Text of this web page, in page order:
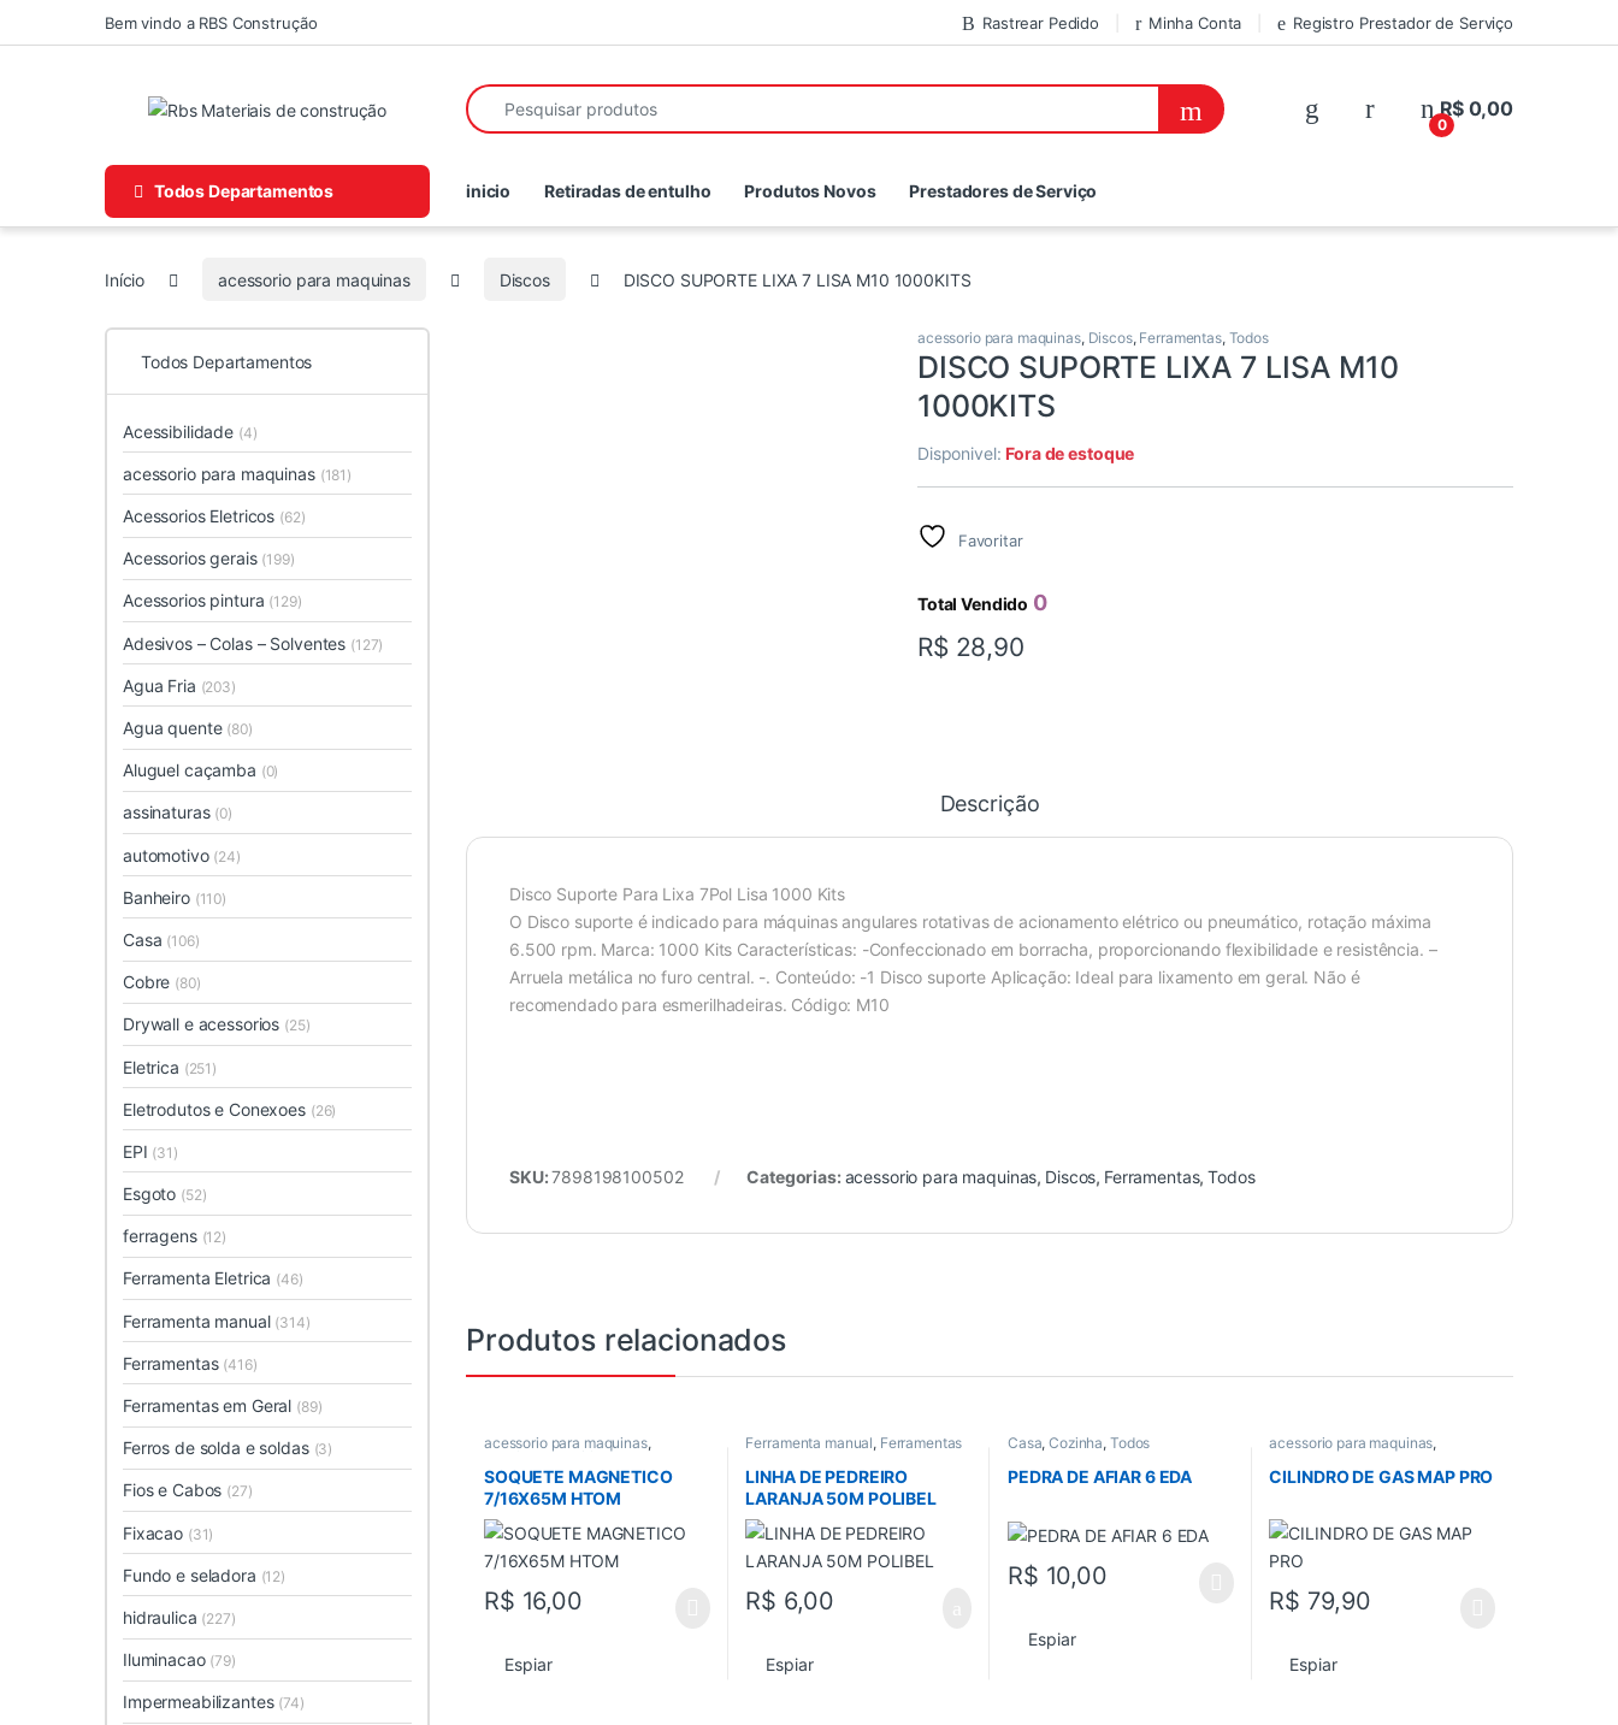
Skip to navigation
Skip to contentBem vindo a RBS Construção Rastrear Pedido Minha Conta Registro Prestador de Serviço
Search for:
0
R$0,00
Todos Departamentos inicio Retiradas de entulho Produtos Novos Prestadores de Serviço
Início acessorio para maquinas Discos DISCO SUPORTE LIXA 7 LISA M10 1000KITS
acessorio para maquinas, Discos, Ferramentas, Todos
DISCO SUPORTE LIXA 7 LISA M10
1000KITS
Disponivel:Fora de estoque
Favoritar
Total Vendido 0
R$ 28,90
Descrição
Disco Suporte Para Lixa 7Pol Lisa 1000 Kits
O Disco suporte é indicado para máquinas angulares rotativas de acionamento elétrico ou pneumático, rotação máxima
6.500 rpm. Marca: 1000 Kits Características: -Confeccionado em borracha, proporcionando flexibilidade e resistência. –
Arruela metálica no furo central. -. Conteúdo: -1 Disco suporte Aplicação: Ideal para lixamento em geral. Não é
recomendado para esmerilhadeiras. Código: M10
SKU:7898198100502 Categorias: acessorio para maquinas, Discos, Ferramentas,Todos
Produtos relacionados
acessorio para maquinas,
Parafusadeira / furadeira
SOQUETE MAGNETICO
7/16X65M HTOM
R$ 16,00
Espiar
Ferramenta manual, Ferramentas
LINHA DE PEDREIRO
LARANJA 50M POLIBEL
R$ 6,00
Espiar
Casa,Cozinha, Todos
PEDRA DE AFIAR 6 EDA
R$ 10,00
Espiar
acessorio para maquinas,
Acessorios gerais
Todos
CILINDRO DE GAS MAP PRO
R$ 79,90
Espiar
Todos Departamentos
Acessibilidade (4)
acessorio para maquinas (181)
Acessorios Eletricos (62)
Acessorios gerais (199)
Acessorios pintura (129)
Adesivos – Colas – Solventes (127)
Agua Fria (203)
Agua quente (80)
Aluguel caçamba (0)
assinaturas (0)
automotivo (24)
Banheiro (110)
Casa (106)
Cobre (80)
Drywall e acessorios (25)
Eletrica (251)
Eletrodutos e Conexoes (26)
EPI (31)
Esgoto (52)
ferragens (12)
Ferramenta Eletrica (46)
Ferramenta manual (314)
Ferramentas (416)
Ferramentas em Geral (89)
Ferros de solda e soldas (3)
Fios e Cabos (27)
Fixacao (31)
Fundo e seladora (12)
hidraulica (227)
Iluminacao (79)
Impermeabilizantes (74)